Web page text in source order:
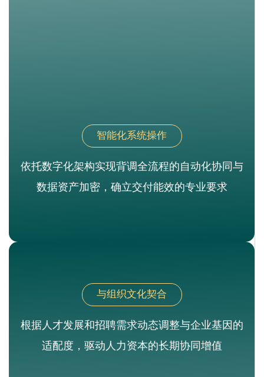
智能化系统操作
依托数字化架构实现背调全流程的自动化协同与
数据资产加密，确立交付能效的专业要求
与组织文化契合
根据人才发展和招聘需求动态调整与企业基因的
适配度，驱动人力资本的长期协同增值